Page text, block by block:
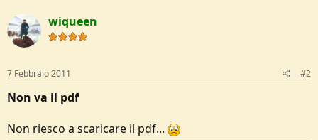
wiqueen
7 Febbraio 2011 #2
Non va il pdf
Non riesco a scaricare il pdf...